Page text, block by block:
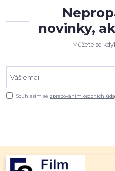
novinky,
Můžete se
Souhlasím se zpracováním osobních